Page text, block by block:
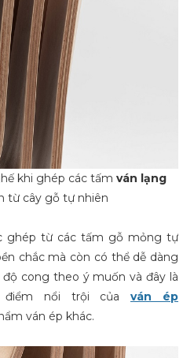
khi ghép các tấm ván lạng
từ cây gỗ tự nhiên
ghép từ các tấm gỗ mỏng tự
chắc mà còn có thể dễ dàng
cong theo ý muốn và đây là
nổi trội của ván ép
ván ép khác.